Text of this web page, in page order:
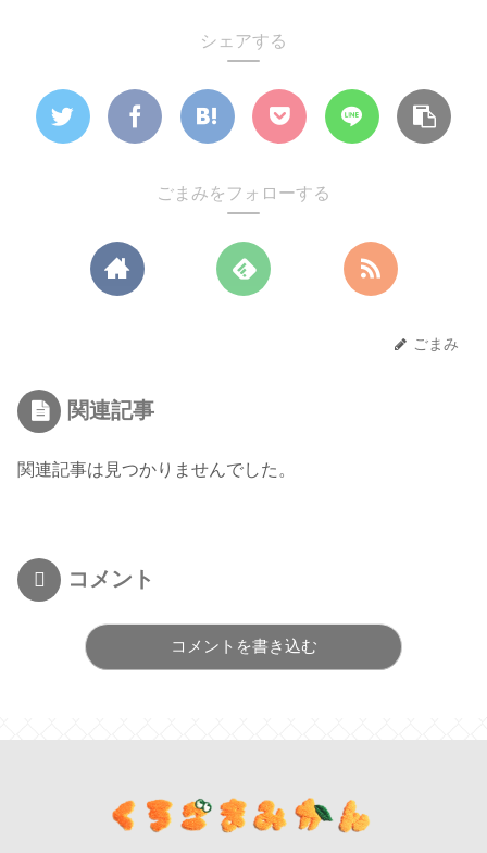
シェアする
ごまみをフォローする
ごまみ
関連記事
関連記事は見つかりませんでした。
コメント
コメントを書き込む